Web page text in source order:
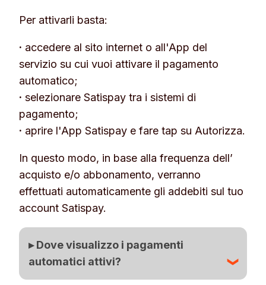
Per attivarli basta:
· accedere al sito internet o all'App del
servizio su cui vuoi attivare il pagamento
automatico;
· selezionare Satispay tra i sistemi di
pagamento;
· aprire l'App Satispay e fare tap su Autorizza.
In questo modo, in base alla frequenza dell’
acquisto e/o abbonamento, verranno
effettuati automaticamente gli addebiti sul tuo
account Satispay.
▸ Dove visualizzo i pagamenti
automatici attivi?